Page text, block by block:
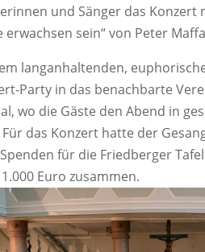
und Sänger das Konzert
erwachsen sein“ von Peter
langanhaltenden,
Party in das benachbarte
wo die Gäste den Abend in
das Konzert hatte der
für die Friedberger
Euro zusammen.